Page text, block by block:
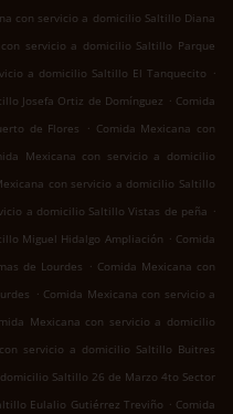
con servicio a domicilio Saltillo Diana
servicio a domicilio Saltillo Parque
a domicilio Saltillo El Tanquecito .
Josefa Ortiz de Domínguez . Comida
de Flores
. Comida Mexicana con
Mexicana con servicio a domicilio
con servicio a domicilio Saltillo
a domicilio Saltillo Vistas de peña .
Miguel Hidalgo Ampliación . Comida
de Lourdes . Comida Mexicana con
. Comida Mexicana con servicio a
Mexicana con servicio a domicilio
servicio a domicilio Saltillo Buitres
Saltillo 26 de Marzo 4to Sector
Eulalio Gutiérrez Treviño . Comida